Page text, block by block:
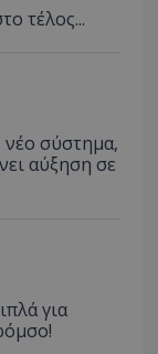
τέλος...
νέο σύστημα,
αύξηση σε
για